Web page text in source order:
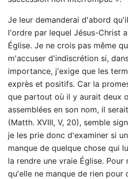
Je leur demanderai d'abord
l'ordre par lequel Jésus-Christ
Église. Je ne crois pas même
m'accuser d'indiscrétion si,
importance, j'exige que les
exprès et positifs. Car la
que partout où il y aurait deux
assemblées en son nom, il
(Matth. XVIII, V, 20), semble
je les prie donc d'examiner si
manque de quelque chose qui
la rendre une vraie Église. Pour
qu'elle ne manque de rien pour